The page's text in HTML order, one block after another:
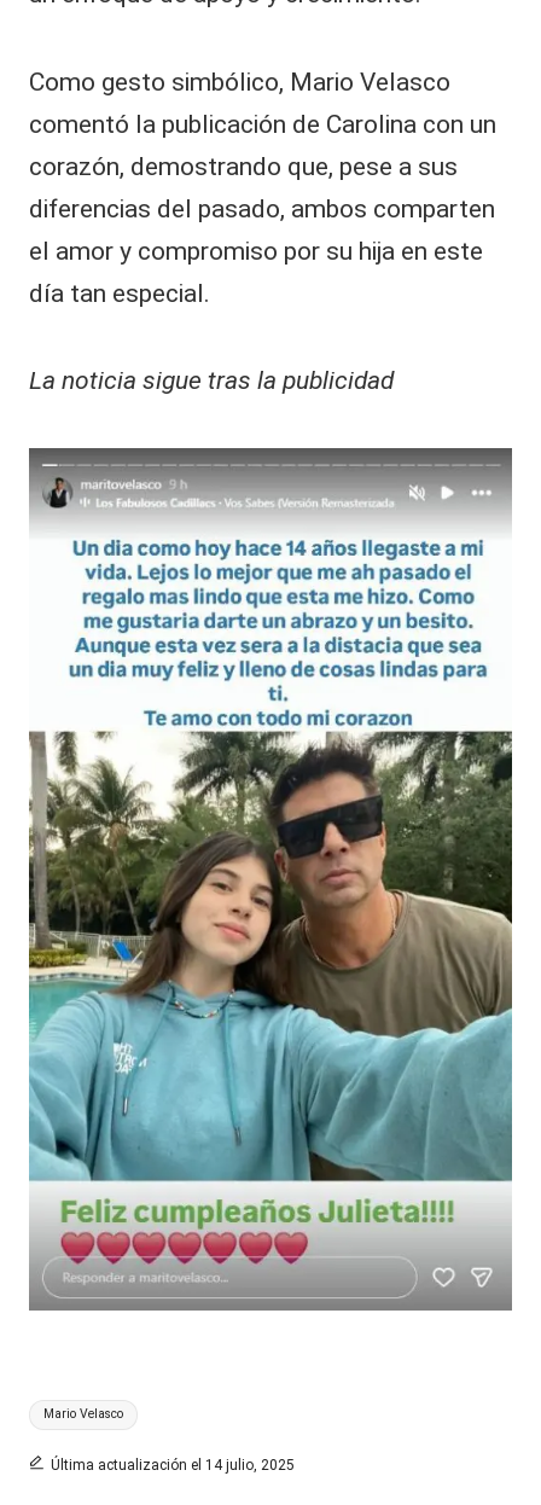
Como gesto simbólico, Mario Velasco
comentó la publicación de Carolina con un
corazón, demostrando que, pese a sus
diferencias del pasado, ambos comparten
el amor y compromiso por su hija en este
día tan especial.
La noticia sigue tras la publicidad
Etiquetas:
Mario Velasco
Última actualización el 14 julio, 2025